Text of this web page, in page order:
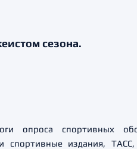
сезона.
опроса спортивных
спортивные издания,